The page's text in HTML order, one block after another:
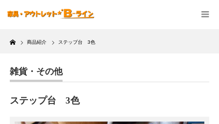
Home
商品紹介 ステップ台 3色
雑貨・その他
ステップ台 3色